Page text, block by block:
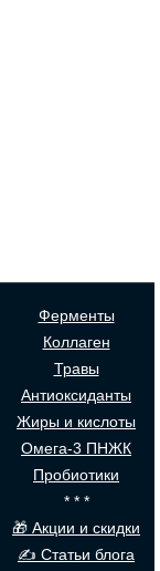
Ферменты
Коллаген
Травы
Антиоксиданты
Жиры и кислоты
Омега-3 ПНЖК
Пробиотики
* * *
🎁 Акции и скидки
✍ Статьи блога